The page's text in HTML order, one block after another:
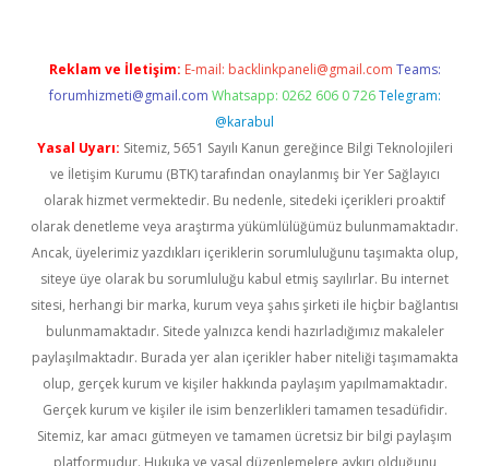
Reklam ve İletişim: E-mail: backlinkpaneli@gmail.com Teams:
forumhizmeti@gmail.com Whatsapp: 0262 606 0 726 Telegram:
@karabul
Yasal Uyarı: Sitemiz, 5651 Sayılı Kanun gereğince Bilgi Teknolojileri
ve İletişim Kurumu (BTK) tarafından onaylanmış bir Yer Sağlayıcı
olarak hizmet vermektedir. Bu nedenle, sitedeki içerikleri proaktif
olarak denetleme veya araştırma yükümlülüğümüz bulunmamaktadır.
Ancak, üyelerimiz yazdıkları içeriklerin sorumluluğunu taşımakta olup,
siteye üye olarak bu sorumluluğu kabul etmiş sayılırlar. Bu internet
sitesi, herhangi bir marka, kurum veya şahıs şirketi ile hiçbir bağlantısı
bulunmamaktadır. Sitede yalnızca kendi hazırladığımız makaleler
paylaşılmaktadır. Burada yer alan içerikler haber niteliği taşımamakta
olup, gerçek kurum ve kişiler hakkında paylaşım yapılmamaktadır.
Gerçek kurum ve kişiler ile isim benzerlikleri tamamen tesadüfidir.
Sitemiz, kar amacı gütmeyen ve tamamen ücretsiz bir bilgi paylaşım
platformudur. Hukuka ve yasal düzenlemelere aykırı olduğunu